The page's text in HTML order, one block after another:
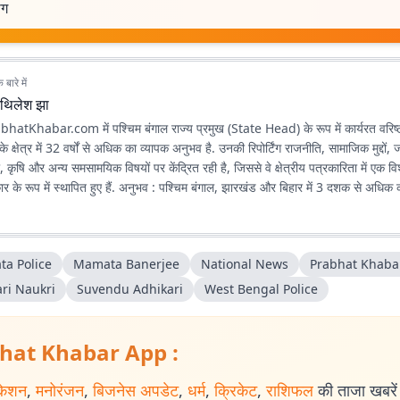
में
झा
में पश्चिम बंगाल राज्य प्रमुख (State Head) के रूप में कार्यरत
क्षेत्र में 32 वर्षों से अधिक का व्यापक अनुभव है. उनकी रिपोर्टिंग राजनीति, सामाजिक मुद्दों,
कृषि और अन्य समसामयिक विषयों पर केंद्रित रही है, जिससे वे क्षेत्रीय पत्रकारिता में एक
: पश्चिम बंगाल, झारखंड और बिहार में 3 दशक से अधिक काम करने का
छत्तीसगढ़ की भी लंबे समय तक ग्राउंड-लेवल रिपोर्टिंग की है, जो उनकी क्षेत्रीय समझ
राजनीति और शासन : झारखंड और पश्चिम बंगाल की राज्य की राजनीति, सरकारी
जलवायु परिवर्तन और नवीकरणीय ऊर्जा : पर्यावरणीय चुनौतियों, जलवायु
एनर्जी पहलों पर डेटा आधारित और फील्ड रिपोर्टिंग. डाटा स्टोरीज और ग्राउंड रिपोर्टिंग : डेटा
उनकी पत्रकारिता की पहचान रही है. विश्वसनीयता का आधार (Credibility Signal) :
Police Mamata Banerjee National News
Prabhat
Naukri
Suvendu Adhikari West Bengal Police
Khabar App :
, मनोरंजन, बिजनेस अपडेट, धर्म, क्रिकेट, राशिफल की ताजा